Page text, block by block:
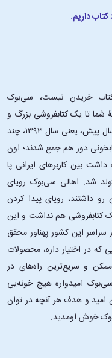
داریم.
خریدن نیست، سی‌بوک
شما تا یک کتابفروشی بزرگ و
پروپیمون تنها به اندازۀ یک کلیک شده. چند سال پیش، یعنی سال ۱۳۹۳، چند
دور هم جمع شدند؛ اون‌
داشت بین کاربرهای ایرانی پا
شد. اهالی سی‌بوک رویای
داشتند، رویای پیدا کردن
کتابفروشی هم نداشت و این
سراسر این کشور پهناور محقق
که در اختیار داره، محصولات
و سریع‌ترین راه‌های در
امیدواره هیچ خونه‌یی
امید و هدف هر آنچه در توان
خوش اومدید.